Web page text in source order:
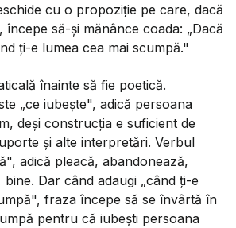
cu o propoziție pe care, dacă
începe să-și mănânce coada: „Dacă
ți-e lumea cea mai scumpă."
înainte să fie poetică.
„ce iubește", adică persoana
deși construcția e suficient de
și alte interpretări. Verbul
adică pleacă, abandonează,
bine. Dar când adaugi „când ți-e
fraza începe să se învârtă în
pentru că iubești persoana